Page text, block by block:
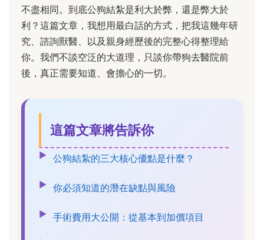
不盡相同。到底公狗結紮是利大於弊，還是弊大於
利？這篇文章，我想用最白話的方式，把我這幾年研
究、諮詢獸醫、以及親身經歷後的完整心得整理給
你。我們不談空泛的大道理，只談你帶狗去醫院前
後，真正需要知道、會擔心的一切。
這篇文章將告訴你
公狗結紮的三大核心優點是什麼？
你必須知道的潛在缺點與風險
手術費用大公開：從基本到加價項目